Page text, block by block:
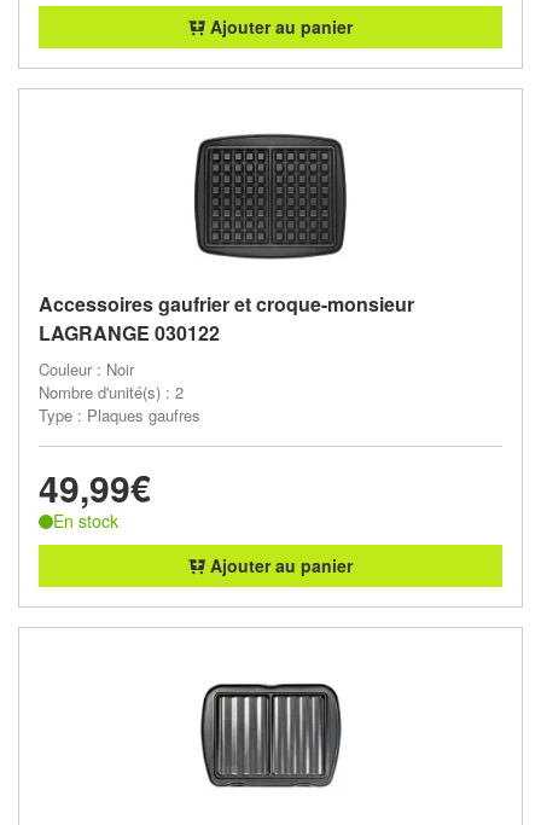
Ajouter au panier
Accessoires gaufrier et croque-monsieur
LAGRANGE 030122
Couleur : Noir
Nombre d'unité(s) : 2
Type : Plaques gaufres
49,99€
En stock
Ajouter au panier